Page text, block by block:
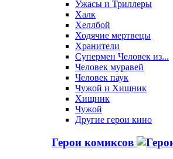
Ужасы и Триллеры
Халк
Хеллбой
Ходячие мертвецы
Хранители
Супермен Человек из...
Человек муравей
Человек паук
Чужой и Хищник
Хищник
Чужой
Другие герои кино
Герои комиксов